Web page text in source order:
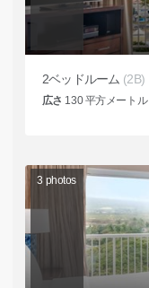
2ベッドルーム (2B)
広さ 130平方メートル
3 photos